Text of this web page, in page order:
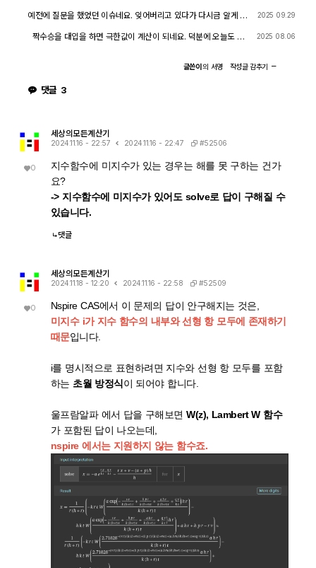
예전에 질문을 했었던 이슈네요. 잊어버리고 있다가 다시금 알게 되
2025 09.29
2025 08.06
글쓴이의 서명 작성글감추기
댓글 3
0
세상의모든계산기
2024.11.16 - 22:57 2024.11.16 - 22:47 #52506
지수함수에 미지수가 있는 경우는 해를 못 구하는 건가
요?
-> 지수함수에 미지수가 있어도 solve로 답이 구해질 수
있습니다.
댓글
0
세상의모든계산기
2024.11.18 - 12:20 2024.11.16 - 22:58 #52509
Nspire CAS에서 이 문제의 답이 안구해지는 것은,
미지수 i가 지수 함수의 내부와 선형 항 모두에 존재하기
때문입니다.
i를 명시적으로 표현하려면 지수와 선형 항 모두를 포함
하는 초월 방정식이 되어야 합니다.
울프람알파에서 답을 구해보면W(z), Lambert W 함수
가 포함된 답이 나오는데,
nspire 에서는 지원하지 않는 함수죠.